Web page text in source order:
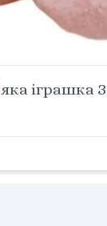
іграшка